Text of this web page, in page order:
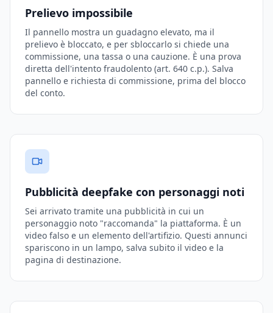
Prelievo impossibile
Il pannello mostra un guadagno elevato, ma il
prelievo è bloccato, e per sbloccarlo si chiede una
commissione, una tassa o una cauzione. È una prova
diretta dell'intento fraudolento (art. 640 c.p.). Salva
pannello e richiesta di commissione, prima del blocco
del conto.
Pubblicità deepfake con personaggi noti
Sei arrivato tramite una pubblicità in cui un
personaggio noto "raccomanda" la piattaforma. È un
video falso e un elemento dell'artifizio. Questi annunci
spariscono in un lampo, salva subito il video e la
pagina di destinazione.